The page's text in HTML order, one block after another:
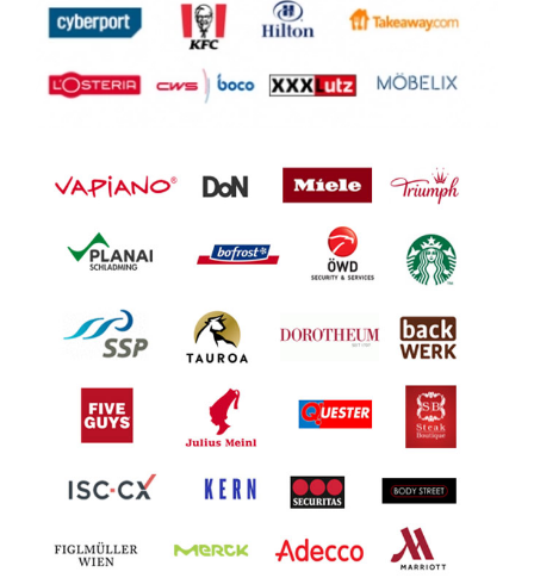
Stunden (m/w/d)
4020 Linz
Monteur in der Arbeitsvorbereitung
4600 Wels
Mitarbeiter Pharmaproduktion in
Wels (m/w/d)
Schlosser:in für Enns - Vollzeit
4470 Enns
Schichtführer:in (m/w/d)